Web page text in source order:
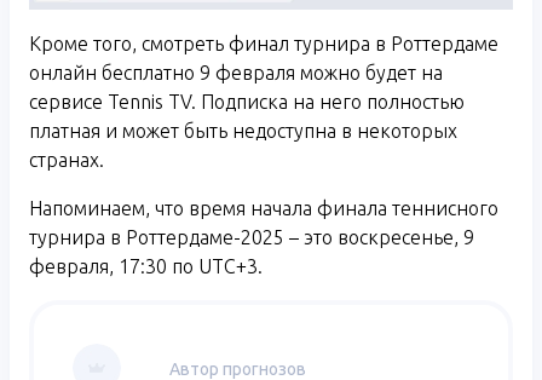
Кроме того, смотреть финал турнира в Роттердаме
онлайн бесплатно 9 февраля можно будет на
сервисе Tennis TV. Подписка на него полностью
платная и может быть недоступна в некоторых
странах.
Напоминаем, что время начала финала теннисного
турнира в Роттердаме-2025 – это воскресенье, 9
февраля, 17:30 по UTC+3.
Автор прогнозов